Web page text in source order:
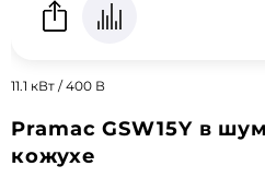
11.1 кВт / 400 В
Pramac GSW15Y в
кожухе